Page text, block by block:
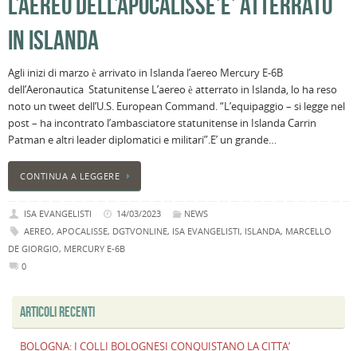
IN ISLANDA
Agli inizi di marzo è arrivato in Islanda l’aereo Mercury E-6B
dell’Aeronautica Statunitense L’aereo è atterrato in Islanda, lo ha reso
noto un tweet dell’U.S. European Command. “L’equipaggio – si legge nel
post – ha incontrato l’ambasciatore statunitense in Islanda Carrin
Patman e altri leader diplomatici e militari”.E’ un grande…
CONTINUA A LEGGERE
ISA EVANGELISTI 14/03/2023
NEWS
AEREO, APOCALISSE, DGTVONLINE, ISA EVANGELISTI, ISLANDA, MARCELLO
DE GIORGIO, MERCURY E-6B
0
ARTICOLI RECENTI
BOLOGNA: I COLLI BOLOGNESI CONQUISTANO LA CITTA’